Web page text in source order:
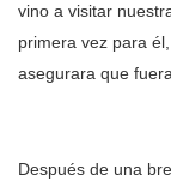
vino a visitar
primera vez para
asegurara que
Después de una